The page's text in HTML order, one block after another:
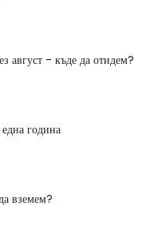
август - къде да отидем?
година
вземем?